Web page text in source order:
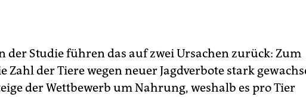
der Studie führen das auf zwei Ursachen zurück: Zum
Zahl der Tiere wegen neuer Jagdverbote stark
der Wettbewerb um Nahrung, weshalb es pro Tier